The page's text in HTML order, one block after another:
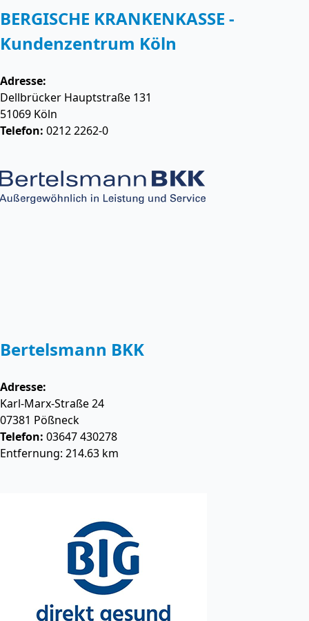
BERGISCHE KRANKENKASSE -
Kundenzentrum Köln
Adresse:
Dellbrücker Hauptstraße 131
51069 Köln
Telefon: 0212 2262-0
Bertelsmann BKK
Adresse:
Karl-Marx-Straße 24
07381 Pößneck
Telefon: 03647 430278
Entfernung: 214.63 km